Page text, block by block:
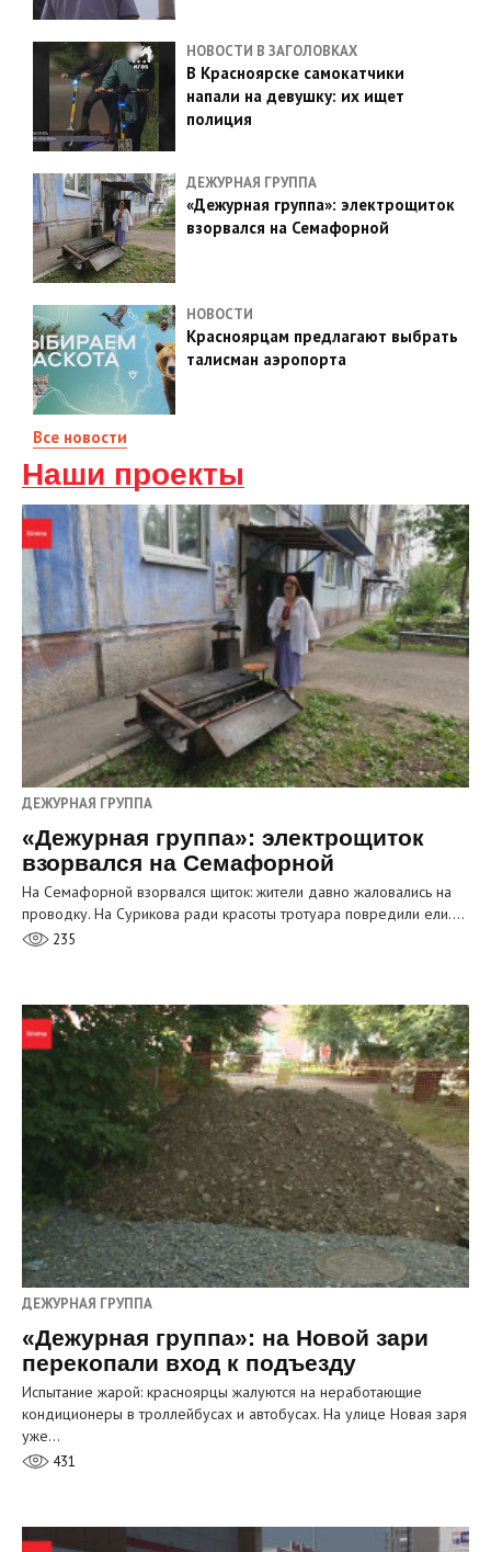
НОВОСТИ В ЗАГОЛОВКАХ
В Красноярске самокатчики
напали на девушку: их ищет
полиция
ДЕЖУРНАЯ ГРУППА
«Дежурная группа»: электрощиток
взорвался на Семафорной
НОВОСТИ
Красноярцам предлагают выбрать
талисман аэропорта
Все новости
Наши проекты
ДЕЖУРНАЯ ГРУППА
«Дежурная группа»: электрощиток
взорвался на Семафорной
На Семафорной взорвался щиток: жители давно жаловались на
проводку. На Сурикова ради красоты тротуара повредили ели.…
235
ДЕЖУРНАЯ ГРУППА
«Дежурная группа»: на Новой зари
перекопали вход к подъезду
Испытание жарой: красноярцы жалуются на неработающие
кондиционеры в троллейбусах и автобусах. На улице Новая заря
уже…
431